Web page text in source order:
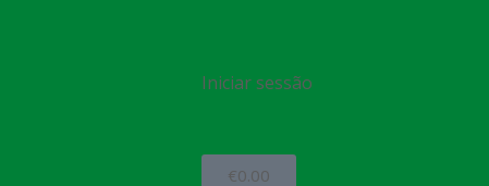
Iniciar sessão
€0.00